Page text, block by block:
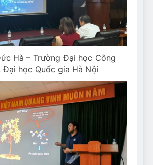
Hà – Trường Đại học Công
Đại học Quốc gia Hà Nội